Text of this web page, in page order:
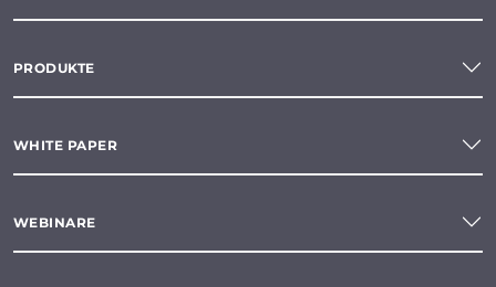
PRODUKTE
WHITE PAPER
WEBINARE